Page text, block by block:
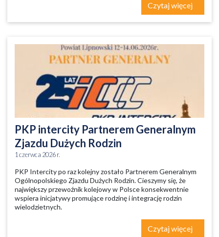
Czytaj więcej
PKP intercity Partnerem Generalnym
Zjazdu Dużych Rodzin
1 czerwca 2026 r.
PKP Intercity po raz kolejny zostało Partnerem Generalnym
Ogólnopolskiego Zjazdu Dużych Rodzin. Cieszymy się, że
największy przewoźnik kolejowy w Polsce konsekwentnie
wspiera inicjatywy promujące rodzinę i integrację rodzin
wielodzietnych.
Czytaj więcej